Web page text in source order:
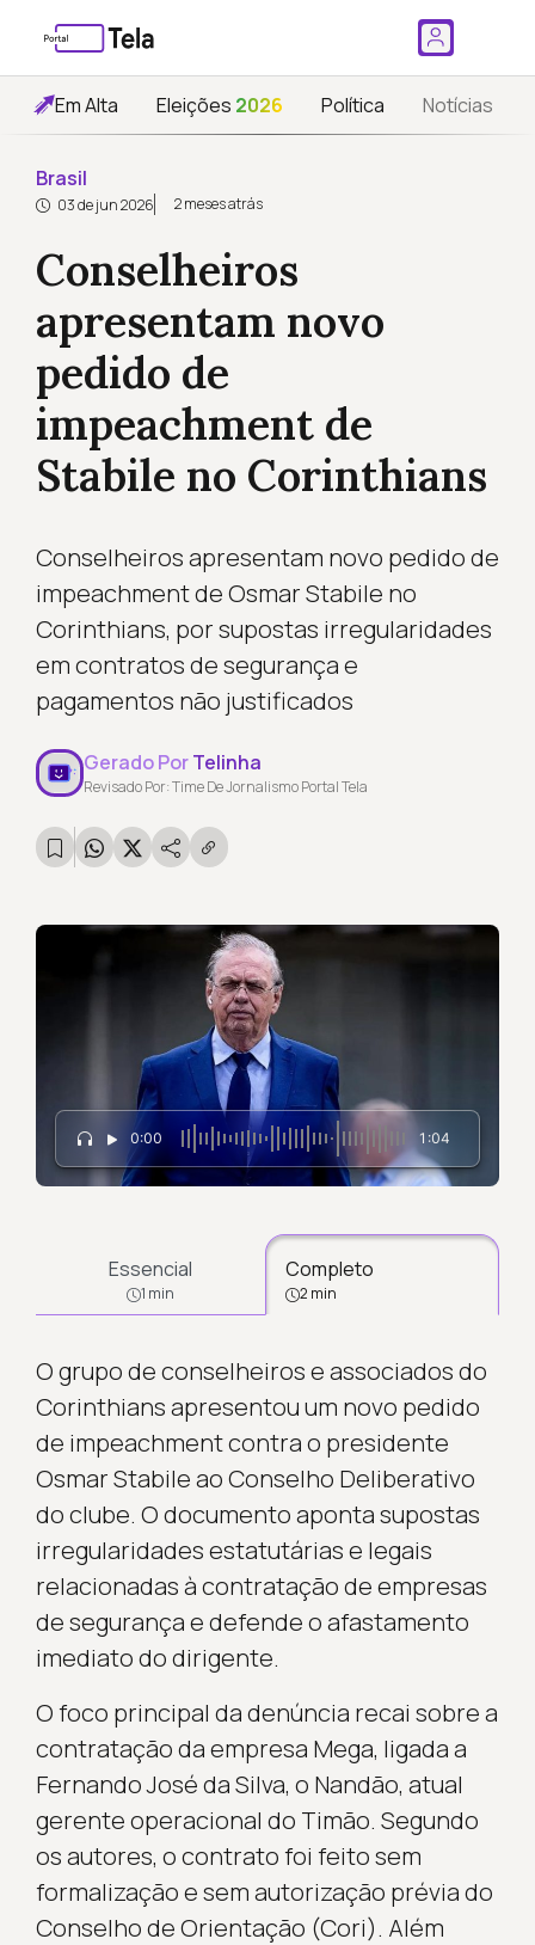
Em Alta Eleições 2026 Política Notícias
Brasil
03 de jun 2026 2 meses atrás
Conselheiros
apresentam novo
pedido de
impeachment de
Stabile no Corinthians
Conselheiros apresentam novo pedido de
impeachment de Osmar Stabile no
Corinthians, por supostas irregularidades
em contratos de segurança e
pagamentos não justificados
Gerado PorTelinha
Revisado Por: Time De Jornalismo Portal Tela
0:00 1:04
Essencial
1 min
Completo
2 min
O grupo de conselheiros e associados do
Corinthians apresentou um novo pedido
de impeachment contra o presidente
Osmar Stabile ao Conselho Deliberativo
do clube. O documento aponta supostas
irregularidades estatutárias e legais
relacionadas à contratação de empresas
de segurança e defende o afastamento
imediato do dirigente.
O foco principal da denúncia recai sobre a
contratação da empresa Mega, ligada a
Fernando José da Silva, o Nandão, atual
gerente operacional do Timão. Segundo
os autores, o contrato foi feito sem
formalização e sem autorização prévia do
Conselho de Orientação (Cori). Além